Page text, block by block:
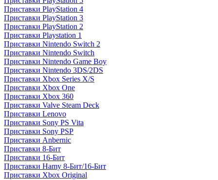
Приставки PlayStation 4
Приставки PlayStation 3
Приставки PlayStation 2
Приставки Playstation 1
Приставки Nintendo Switch 2
Приставки Nintendo Switch
Приставки Nintendo Game Boy
Приставки Nintendo 3DS/2DS
Приставки Xbox Series X/S
Приставки Xbox One
Приставки Xbox 360
Приставки Valve Steam Deck
Приставки Lenovo
Приставки Sony PS Vita
Приставки Sony PSP
Приставки Anbernic
Приставки 8-Бит
Приставки 16-Бит
Приставки Hamy 8-Бит/16-Бит
Приставки Xbox Original